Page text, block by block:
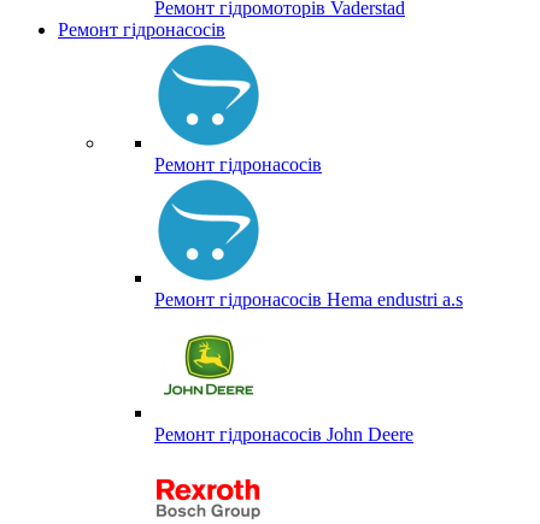
Ремонт гідромоторів Vaderstad
Ремонт гідронасосів
Ремонт гідронасосів
Ремонт гідронасосів Hema endustri a.s
Ремонт гідронасосів John Deere